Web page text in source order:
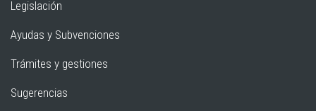
Legislación
Ayudas y Subvenciones
Trámites y gestiones
Sugerencias